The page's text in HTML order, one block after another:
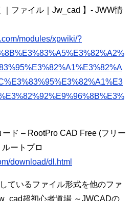
ファイル｜Jw_cad 】- JWW情
modules/xpwiki/?
ド – RootPro CAD Free (フリー
ートプロ
download/dl.html
ているファイル形式を他のファ
超初心者道場 ～JWCADの